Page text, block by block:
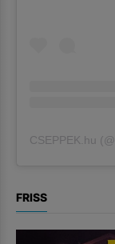
CSEPPEK.hu (@
FRISS